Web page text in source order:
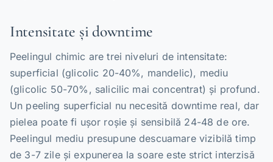
Intensitate și downtime
Peelingul chimic are trei niveluri de intensitate:
superficial (glicolic 20-40%, mandelic), mediu
(glicolic 50-70%, salicilic mai concentrat) și profund.
Un peeling superficial nu necesită downtime real, dar
pielea poate fi ușor roșie și sensibilă 24-48 de ore.
Peelingul mediu presupune descuamare vizibilă timp
de 3-7 zile și expunerea la soare este strict interzisă